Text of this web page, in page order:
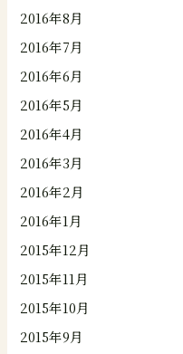
2016年8月
2016年7月
2016年6月
2016年5月
2016年4月
2016年3月
2016年2月
2016年1月
2015年12月
2015年11月
2015年10月
2015年9月